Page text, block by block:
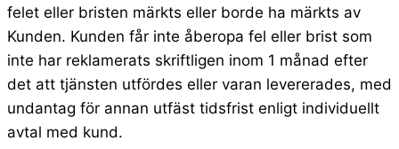
felet eller bristen märkts eller borde ha märkts av
Kunden. Kunden får inte åberopa fel eller brist som
inte har reklamerats skriftligen inom 1 månad efter
det att tjänsten utfördes eller varan levererades, med
undantag för annan utfäst tidsfrist enligt individuellt
avtal med kund.